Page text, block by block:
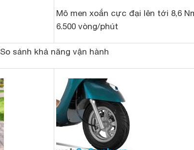
Mô men xoắn cực đại lên tới 8,6
6.500 vòng/phút
So sánh khả năng vận hành